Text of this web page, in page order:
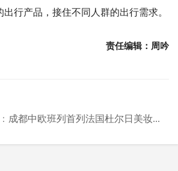
行产品，接住不同人群的出行需求。
责任编辑：周吟
成都中欧班列首列法国杜尔日美妆...